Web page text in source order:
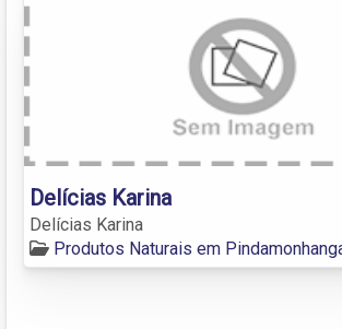
Delícias Karina
Delícias Karina
Produtos Naturais em